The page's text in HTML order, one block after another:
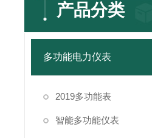
产品分类
多功能电力仪表
2019多功能表
智能多功能仪表